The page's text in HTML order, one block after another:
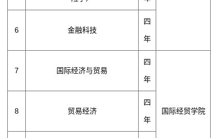
6 金融科技
四
年
7 国际经济与贸易
四
年
国际经贸学院
8 贸易经济
四
年